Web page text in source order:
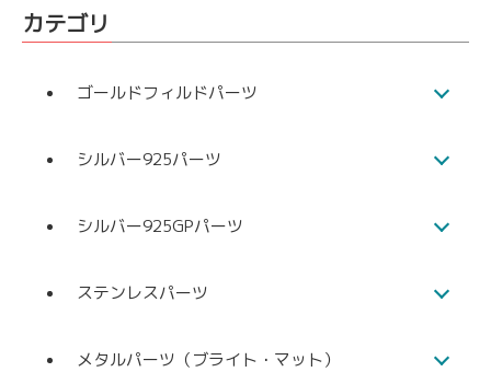
カテゴリ
ゴールドフィルドパーツ
シルバー925パーツ
シルバー925GPパーツ
ステンレスパーツ
メタルパーツ（ブライト・マット）